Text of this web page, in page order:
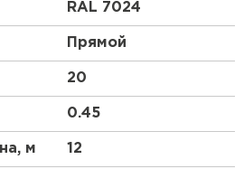
Благодаря
материал будет органично
любой сложности.
RAL 7024
Прямой
20
0.45
м 12